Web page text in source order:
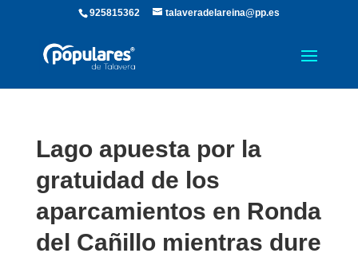
925815362 talaveradelareina@pp.es
Lago apuesta por la
gratuidad de los
aparcamientos en Ronda
del Cañillo mientras dure